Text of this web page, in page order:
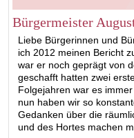
Bürgermeister
Liebe Bürgerinnen und
ich 2012 meinen Bericht
war er noch geprägt von
geschafft hatten zwei
Folgejahren war es
nun haben wir so
Gedanken über die
und des Hortes machen